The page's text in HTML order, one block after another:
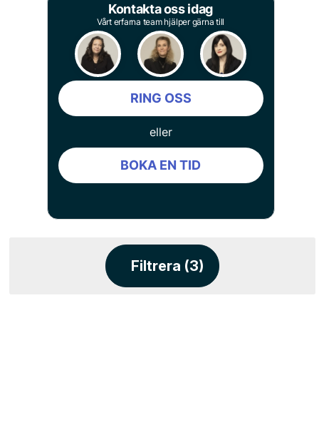
Kontakta oss idag
Vårt erfarna team hjälper gärna till
RING OSS
eller
BOKA EN TID
Filtrera (3)